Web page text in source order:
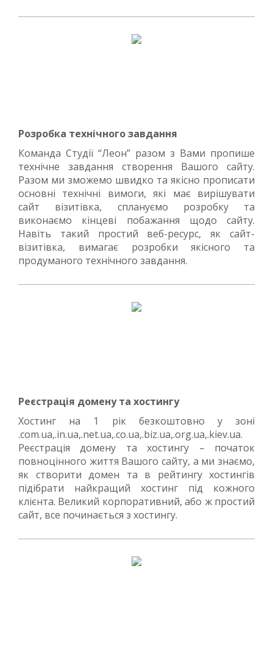
Розробка технічного завдання
Команда Студії “Леон” разом з Вами пропише
технічне завдання створення Вашого сайту.
Разом ми зможемо швидко та якісно прописати
основні технічні вимоги, які має вирішувати
сайт візитівка, сплануємо розробку та
виконаємо кінцеві побажання щодо сайту.
Навіть такий простий веб-ресурс, як сайт-
візитівка, вимагає розробки якісного та
продуманого технічного завдання.
Реєстрація домену та хостингу
Хостинг на 1 рік безкоштовно у зоні
.com.ua,.in.ua,.net.ua,.co.ua,.biz.ua,.org.ua,.kiev.ua.
Реєстрація домену та хостингу – початок
повноцінного життя Вашого сайту, а ми знаємо,
як створити домен та в рейтингу хостингів
підібрати найкращий хостинг під кожного
клієнта. Великий корпоративний, або ж простий
сайт, все починається з хостингу.